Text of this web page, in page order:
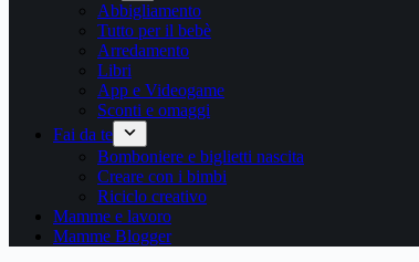
Abbigliamento
Tutto per il bebè
Arredamento
Libri
App e Videogame
Sconti e omaggi
Fai da te
Bomboniere e biglietti nascita
Creare con i bimbi
Riciclo creativo
Mamme e lavoro
Mamme Blogger